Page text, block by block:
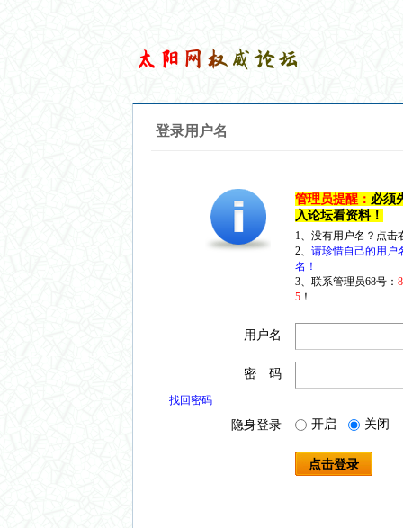
登录用户名
管理员提醒： 必须
入论坛看资料！
1、没有用户名？点
2、 请珍惜自己的用户
名！
3、联系管理员68号：
5 ！
用户名
密 码
找回密码
隐身登录 开启 关闭
点击登录